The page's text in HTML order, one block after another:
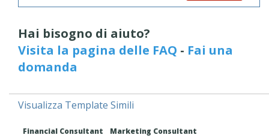
Hai bisogno di aiuto?
Visita la pagina delle FAQ - Fai una
domanda
Visualizza Template Simili
Financial Consultant Marketing Consultant